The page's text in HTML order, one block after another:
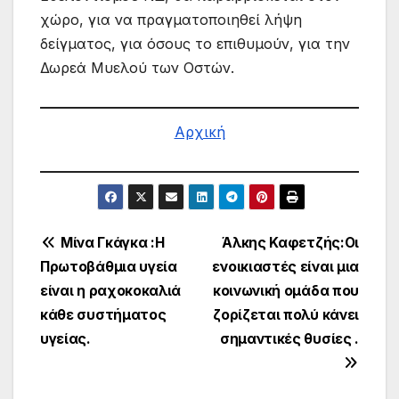
χώρο, για να πραγματοποιηθεί λήψη
δείγματος, για όσους το επιθυμούν, για την
Δωρεά Μυελού των Οστών.
Αρχική
Πλοήγηση
άρθρων
Άλκης Καφετζής:Οι
ενοικιαστές είναι μια
κοινωνική ομάδα που
ζορίζεται πολύ κάνει
σημαντικές θυσίες .
Μίνα Γκάγκα :Η
Πρωτοβάθμια υγεία
είναι η ραχοκοκαλιά
κάθε συστήματος
υγείας.